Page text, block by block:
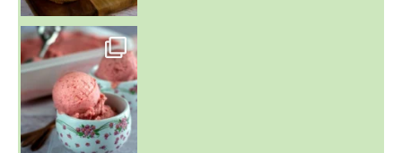
~ NICE CREAM À LA FRAISE ~
Presque un mois que